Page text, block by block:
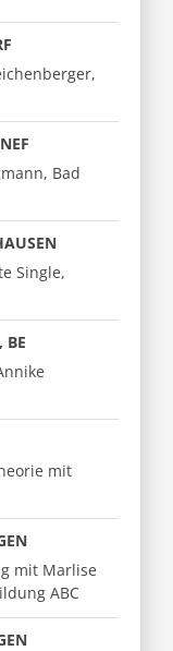
Bad
Single,
BE
mit
mit Marlise
ABC